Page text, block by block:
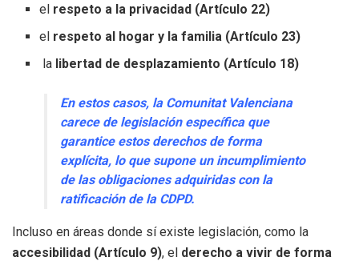
el respeto a la privacidad (Artículo 22)
el respeto al hogar y la familia (Artículo 23)
la libertad de desplazamiento (Artículo 18)
En estos casos, la Comunitat Valenciana
carece de legislación específica que
garantice estos derechos de forma
explícita, lo que supone un incumplimiento
de las obligaciones adquiridas con la
ratificación de la CDPD.
Incluso en áreas donde sí existe legislación, como la
accesibilidad (Artículo 9), el derecho a vivir de forma